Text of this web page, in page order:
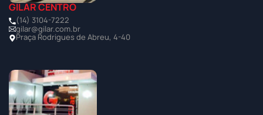
GILAR CENTRO
(14) 3104-7222
gilar@gilar.com.br
Praça Rodrigues de Abreu, 4-40